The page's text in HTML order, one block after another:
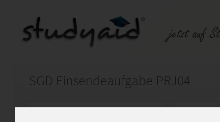
SGD Einsendeaufgabe PRJ04
Auf StudyAid.de verkaufen